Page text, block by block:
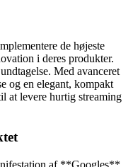
de højeste
i deres produkter.
Med avanceret
og en elegant, kompakt
at levere hurtig streaming
af **Googles**